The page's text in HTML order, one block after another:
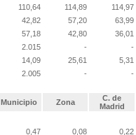
110,64 114,89 114,97
42,82 57,20 63,99
57,18 42,80 36,01
2.015 - -
14,09 25,61 5,31
2.005 - -
Municipio Zona
C. de
Madrid
0,47 0,08 0,22